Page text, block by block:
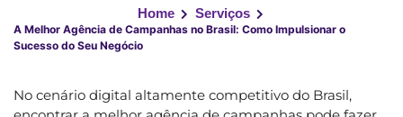
Home Serviços
A Melhor Agência de Campanhas no Brasil: Como Impulsionar o
Sucesso do Seu Negócio
No cenário digital altamente competitivo do Brasil,